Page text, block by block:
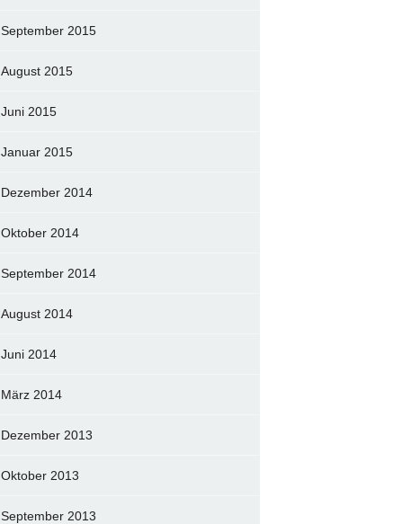
September 2015
August 2015
Juni 2015
Januar 2015
Dezember 2014
Oktober 2014
September 2014
August 2014
Juni 2014
März 2014
Dezember 2013
Oktober 2013
September 2013